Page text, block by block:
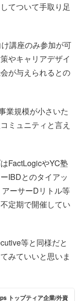
てついて手取り足
講座のみ参加が可
やキャリアデザイ
が与えられるとの
業規模が小さいた
ミュニティと言え
FactLogicやYC塾
IBDとのタイアッ
ーサーDリトル等
定期で開催してい
等と同様だと
みていいと思いま
トップティア企業/外資